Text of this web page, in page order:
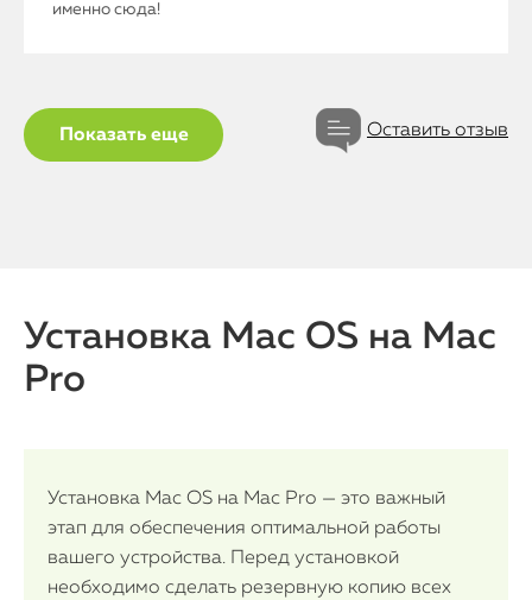
именно сюда!
Показать еще Оставить отзыв
Установка Mac OS на Mac
Pro
Установка Mac OS на Mac Pro — это важный
этап для обеспечения оптимальной работы
вашего устройства. Перед установкой
необходимо сделать резервную копию всех